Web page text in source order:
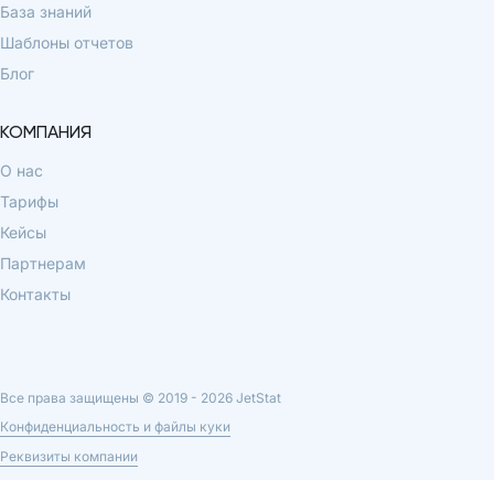
База знаний
Шаблоны отчетов
Блог
КОМПАНИЯ
О нас
Тарифы
Кейсы
Партнерам
Контакты
Все права защищены © 2019 - 2026 JetStat
Конфиденциальность и файлы куки
Реквизиты компании